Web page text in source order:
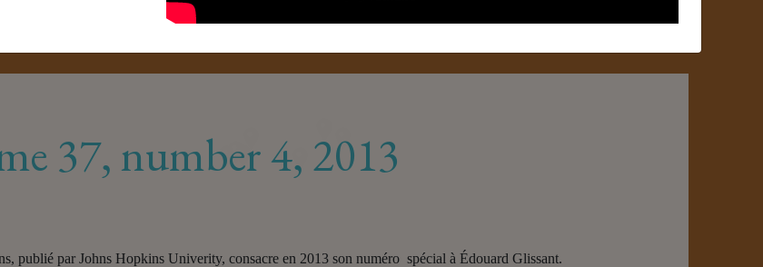
37, number 4, 2013
publié par Johns Hopkins Univerity, consacre en 2013 son numéro spécial à Édouard Glissant.